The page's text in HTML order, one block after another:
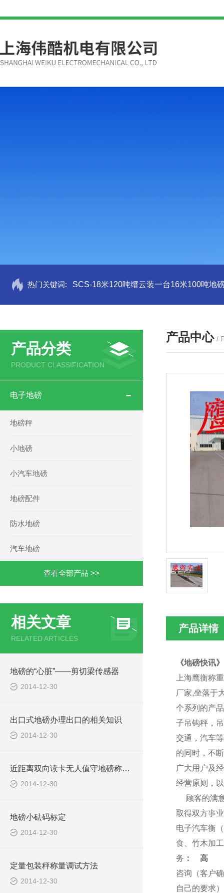
热门关键词: SCS-18米120吨缙云装一台16米100吨地
产品分类
PRODUCT CLASSIFICATION
电子地磅
地磅秤
小地磅
小汽车地磅
地磅配件
防水地磅
汽车地磅
查看全部产品 >>
相关文章
RELATED ARTICLES
地磅的“心脏”——剪切梁传感器
2014-12-30
出口式地磅办理出口的相关知识
2014-12-30
近距离双向读卡无人值守地磅称重系统报价清单
2014-12-30
地磅小砝码标定
2014-12-30
定量包装秤称量调试方法
2014-12-30
产品中心 /
产品详情
《地磅快讯
上海鹰衡称
厂家,坐落于
个系列的产
子吊钩秤，
交通，汽车
的同时，不
广大用户及
经营原则，
顾客的满
取得双方事
电子汽车衡
食、竹木加
务 ：
高
咨询（客户
自己的要求